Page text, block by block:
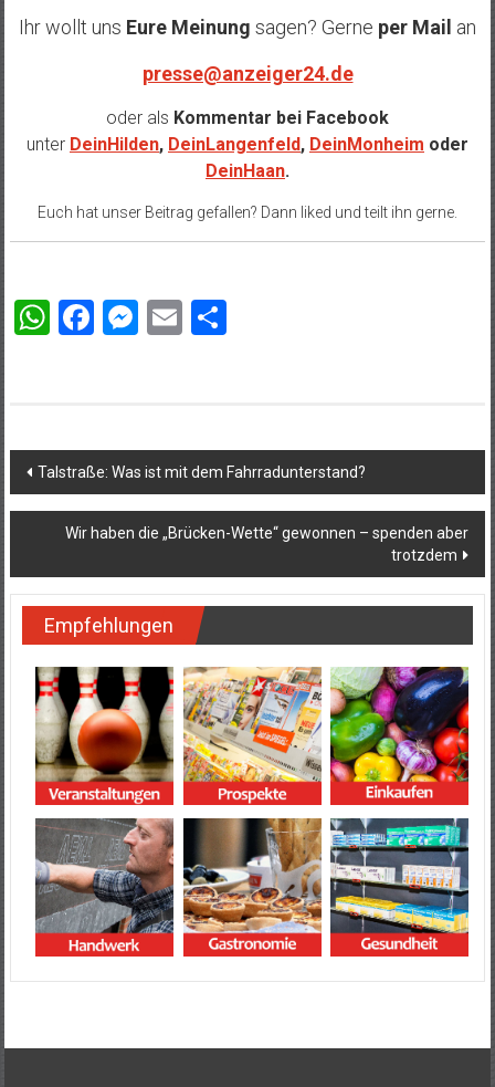
Ihr wollt uns Eure Meinung sagen? Gerne per Mail an
presse@anzeiger24.de
oder als Kommentar bei Facebook
unter DeinHilden, DeinLangenfeld, DeinMonheim oder
DeinHaan.
Euch hat unser Beitrag gefallen? Dann liked und teilt ihn gerne.
WhatsApp
Facebook
Messenger
EmailTeilen
Beitragsnavigation
Talstraße: Was ist mit dem Fahrradunterstand?
Wir haben die „Brücken-Wette“ gewonnen – spenden aber
trotzdem
Empfehlungen